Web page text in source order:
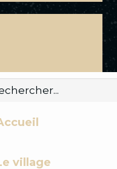
village
de départ
Gets